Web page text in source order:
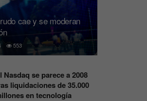
cae y se moderan
553
Nasdaq se parece a 2008
liquidaciones de 35.000
en tecnología